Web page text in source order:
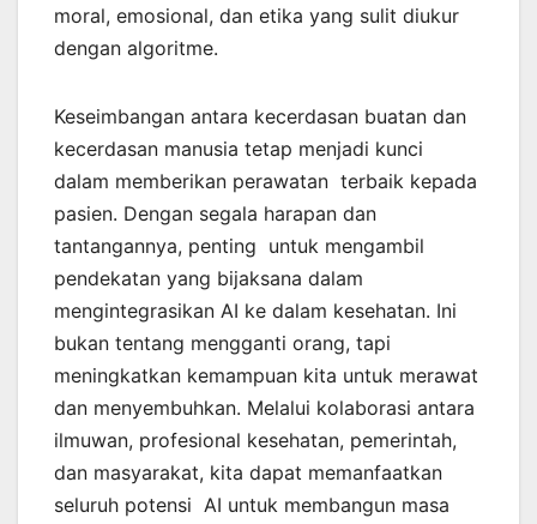
moral, emosional, dan etika yang sulit diukur
dengan algoritme.
Keseimbangan antara kecerdasan buatan dan
kecerdasan manusia tetap menjadi kunci
dalam memberikan perawatan terbaik kepada
pasien. Dengan segala harapan dan
tantangannya, penting untuk mengambil
pendekatan yang bijaksana dalam
mengintegrasikan AI ke dalam kesehatan. Ini
bukan tentang mengganti orang, tapi
meningkatkan kemampuan kita untuk merawat
dan menyembuhkan. Melalui kolaborasi antara
ilmuwan, profesional kesehatan, pemerintah,
dan masyarakat, kita dapat memanfaatkan
seluruh potensi AI untuk membangun masa